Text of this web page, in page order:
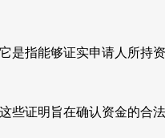
是指能够证实申请人所持
证明旨在确认资金的合